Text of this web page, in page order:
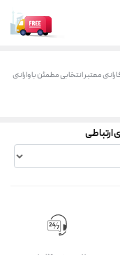
معتبر انتخابی مطمئن با وارانتی
ارتباطی